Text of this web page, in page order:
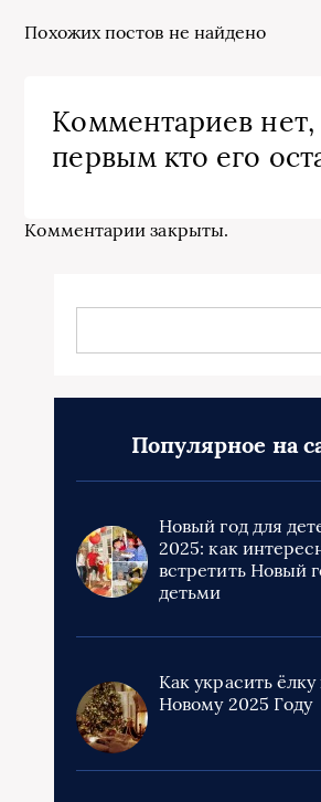
Похожих постов не найдено
Комментариев нет,
первым кто его
Комментарии закрыты.
Популярное на
Новый год для
2025: как
встретить Новый
детьми
Как украсить ёлку
Новому 2025 Году